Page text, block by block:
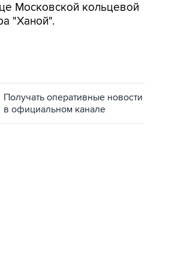
Московской кольцевой
"Ханой".
Получать оперативные новости
в официальном канале